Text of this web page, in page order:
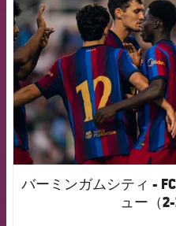
バーミンガムシティ -
ュー（2-